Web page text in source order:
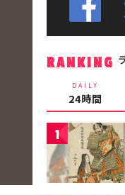
RANKING
DAILY
24時間
1